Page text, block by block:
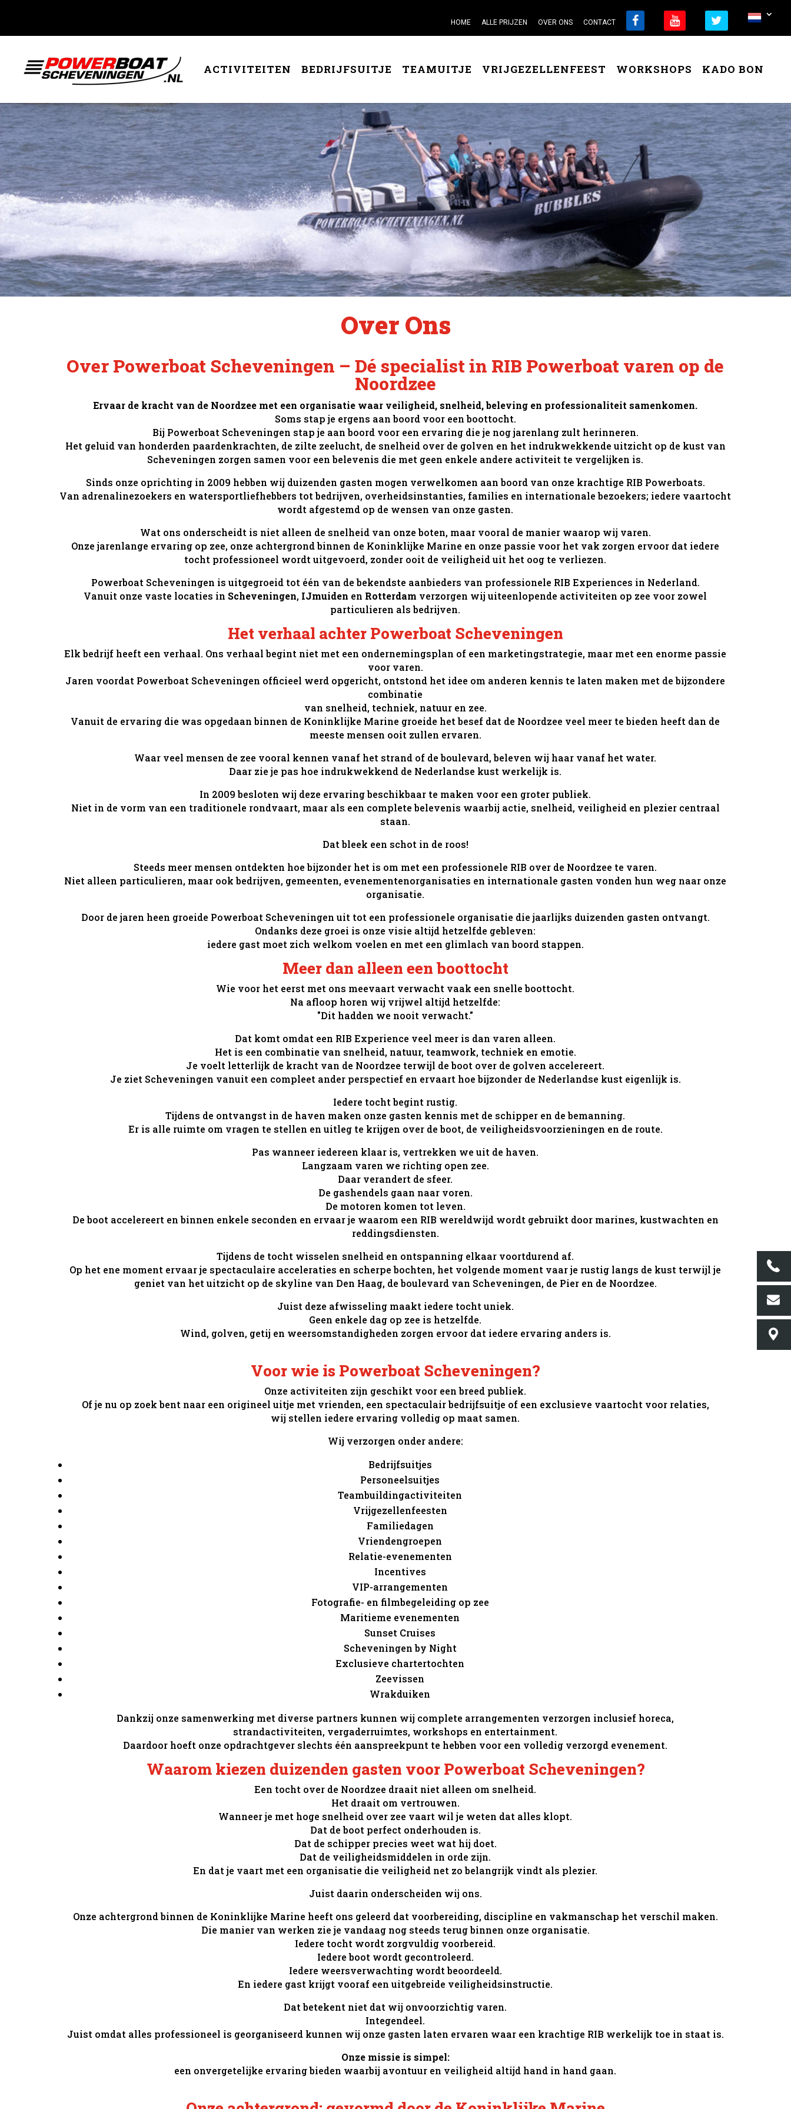
HOME ALLE PRIJZEN OVER ONS CONTACT
ACTIVITEITEN BEDRIJFSUITJE TEAMUITJE VRIJGEZELLENFEEST WORKSHOPS KADO BON
Over Ons
Over Powerboat Scheveningen – Dé specialist in RIB Powerboat varen op de
Noordzee
Ervaar de kracht van de Noordzee met een organisatie waar veiligheid, snelheid, beleving en professionaliteit samenkomen.
Soms stap je ergens aan boord voor een boottocht.
Bij Powerboat Scheveningen stap je aan boord voor een ervaring die je nog jarenlang zult herinneren.
Het geluid van honderden paardenkrachten, de zilte zeelucht, de snelheid over de golven en het indrukwekkende uitzicht op de kust van
Scheveningen zorgen samen voor een belevenis die met geen enkele andere activiteit te vergelijken is.
Sinds onze oprichting in 2009 hebben wij duizenden gasten mogen verwelkomen aan boord van onze krachtige RIB Powerboats.
Van adrenalinezoekers en watersportliefhebbers tot bedrijven, overheidsinstanties, families en internationale bezoekers; iedere vaartocht
wordt afgestemd op de wensen van onze gasten.
Wat ons onderscheidt is niet alleen de snelheid van onze boten, maar vooral de manier waarop wij varen.
Onze jarenlange ervaring op zee, onze achtergrond binnen de Koninklijke Marine en onze passie voor het vak zorgen ervoor dat iedere
tocht professioneel wordt uitgevoerd, zonder ooit de veiligheid uit het oog te verliezen.
Powerboat Scheveningen is uitgegroeid tot één van de bekendste aanbieders van professionele RIB Experiences in Nederland.
Vanuit onze vaste locaties in Scheveningen, IJmuiden en Rotterdam verzorgen wij uiteenlopende activiteiten op zee voor zowel
particulieren als bedrijven.
Het verhaal achter Powerboat Scheveningen
Elk bedrijf heeft een verhaal. Ons verhaal begint niet met een ondernemingsplan of een marketingstrategie, maar met een enorme passie
voor varen.
Jaren voordat Powerboat Scheveningen officieel werd opgericht, ontstond het idee om anderen kennis te laten maken met de bijzondere
combinatie
van snelheid, techniek, natuur en zee.
Vanuit de ervaring die was opgedaan binnen de Koninklijke Marine groeide het besef dat de Noordzee veel meer te bieden heeft dan de
meeste mensen ooit zullen ervaren.
Waar veel mensen de zee vooral kennen vanaf het strand of de boulevard, beleven wij haar vanaf het water.
Daar zie je pas hoe indrukwekkend de Nederlandse kust werkelijk is.
In 2009 besloten wij deze ervaring beschikbaar te maken voor een groter publiek.
Niet in de vorm van een traditionele rondvaart, maar als een complete belevenis waarbij actie, snelheid, veiligheid en plezier centraal
staan.
Dat bleek een schot in de roos!
Steeds meer mensen ontdekten hoe bijzonder het is om met een professionele RIB over de Noordzee te varen.
Niet alleen particulieren, maar ook bedrijven, gemeenten, evenementenorganisaties en internationale gasten vonden hun weg naar onze
organisatie.
Door de jaren heen groeide Powerboat Scheveningen uit tot een professionele organisatie die jaarlijks duizenden gasten ontvangt.
Ondanks deze groei is onze visie altijd hetzelfde gebleven:
iedere gast moet zich welkom voelen en met een glimlach van boord stappen.
Meer dan alleen een boottocht
Wie voor het eerst met ons meevaart verwacht vaak een snelle boottocht.
Na afloop horen wij vrijwel altijd hetzelfde:
"Dit hadden we nooit verwacht."
Dat komt omdat een RIB Experience veel meer is dan varen alleen.
Het is een combinatie van snelheid, natuur, teamwork, techniek en emotie.
Je voelt letterlijk de kracht van de Noordzee terwijl de boot over de golven accelereert.
Je ziet Scheveningen vanuit een compleet ander perspectief en ervaart hoe bijzonder de Nederlandse kust eigenlijk is.
Iedere tocht begint rustig.
Tijdens de ontvangst in de haven maken onze gasten kennis met de schipper en de bemanning.
Er is alle ruimte om vragen te stellen en uitleg te krijgen over de boot, de veiligheidsvoorzieningen en de route.
Pas wanneer iedereen klaar is, vertrekken we uit de haven.
Langzaam varen we richting open zee.
Daar verandert de sfeer.
De gashendels gaan naar voren.
De motoren komen tot leven.
De boot accelereert en binnen enkele seconden en ervaar je waarom een RIB wereldwijd wordt gebruikt door marines, kustwachten en
reddingsdiensten.
Tijdens de tocht wisselen snelheid en ontspanning elkaar voortdurend af.
Op het ene moment ervaar je spectaculaire acceleraties en scherpe bochten, het volgende moment vaar je rustig langs de kust terwijl je
geniet van het uitzicht op de skyline van Den Haag, de boulevard van Scheveningen, de Pier en de Noordzee.
Juist deze afwisseling maakt iedere tocht uniek.
Geen enkele dag op zee is hetzelfde.
Wind, golven, getij en weersomstandigheden zorgen ervoor dat iedere ervaring anders is.
Voor wie is Powerboat Scheveningen?
Onze activiteiten zijn geschikt voor een breed publiek.
Of je nu op zoek bent naar een origineel uitje met vrienden, een spectaculair bedrijfsuitje of een exclusieve vaartocht voor relaties,
wij stellen iedere ervaring volledig op maat samen.
Wij verzorgen onder andere:
Bedrijfsuitjes
Personeelsuitjes
Teambuildingactiviteiten
Vrijgezellenfeesten
Familiedagen
Vriendengroepen
Relatie-evenementen
Incentives
VIP-arrangementen
Fotografie- en filmbegeleiding op zee
Maritieme evenementen
Sunset Cruises
Scheveningen by Night
Exclusieve chartertochten
Zeevissen
Wrakduiken
Dankzij onze samenwerking met diverse partners kunnen wij complete arrangementen verzorgen inclusief horeca,
strandactiviteiten, vergaderruimtes, workshops en entertainment.
Daardoor hoeft onze opdrachtgever slechts één aanspreekpunt te hebben voor een volledig verzorgd evenement.
Waarom kiezen duizenden gasten voor Powerboat Scheveningen?
Een tocht over de Noordzee draait niet alleen om snelheid.
Het draait om vertrouwen.
Wanneer je met hoge snelheid over zee vaart wil je weten dat alles klopt.
Dat de boot perfect onderhouden is.
Dat de schipper precies weet wat hij doet.
Dat de veiligheidsmiddelen in orde zijn.
En dat je vaart met een organisatie die veiligheid net zo belangrijk vindt als plezier.
Juist daarin onderscheiden wij ons.
Onze achtergrond binnen de Koninklijke Marine heeft ons geleerd dat voorbereiding, discipline en vakmanschap het verschil maken.
Die manier van werken zie je vandaag nog steeds terug binnen onze organisatie.
Iedere tocht wordt zorgvuldig voorbereid.
Iedere boot wordt gecontroleerd.
Iedere weersverwachting wordt beoordeeld.
En iedere gast krijgt vooraf een uitgebreide veiligheidsinstructie.
Dat betekent niet dat wij onvoorzichtig varen.
Integendeel.
Juist omdat alles professioneel is georganiseerd kunnen wij onze gasten laten ervaren waar een krachtige RIB werkelijk toe in staat is.
Onze missie is simpel:
een onvergetelijke ervaring bieden waarbij avontuur en veiligheid altijd hand in hand gaan.